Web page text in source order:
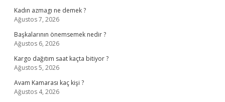
Kadın azmagı ne demek ?
Ağustos 7, 2026
Başkalarının önemsemek nedir ?
Ağustos 6, 2026
Kargo dağıtım saat kaçta bitiyor ?
Ağustos 5, 2026
Avam Kamarası kaç kişi ?
Ağustos 4, 2026